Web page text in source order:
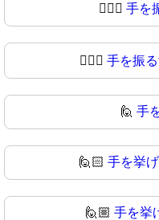
💁🏿‍♀️ 手を
💁🏿‍♀ 手を振
🙋 手
🙋🏻 手を挙
🙋🏼 手を挙